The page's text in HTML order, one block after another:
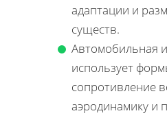
адаптации и
существ.
Автомобильная
использует
сопротивление
аэродинамику и